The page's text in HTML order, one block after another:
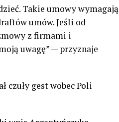
Takie umowy wymagają
umów. Jeśli od
z firmami i
uwagę” — przyznaje
czuły gest wobec Poli